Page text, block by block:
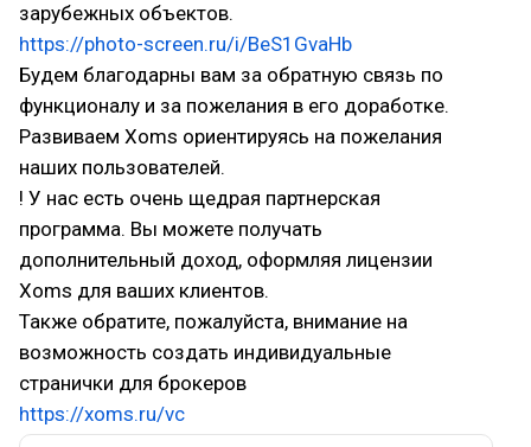
зарубежных объектов.
https://photo-screen.ru/i/BeS1GvaHb
Будем благодарны вам за обратную связь по
функционалу и за пожелания в его доработке.
Развиваем Xoms ориентируясь на пожелания
наших пользователей.
! У нас есть очень щедрая партнерская
программа. Вы можете получать
дополнительный доход, оформляя лицензии
Xoms для ваших клиентов.
Также обратите, пожалуйста, внимание на
возможность создать индивидуальные
странички для брокеров
https://xoms.ru/vc